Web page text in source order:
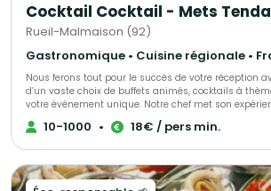
Cocktail Cocktail - Mets
Rueil-Malmaison (92)
Nous ferons tout pour le succès de votre réception
d’un vaste choix de buffets animés, cocktails à thème. Personnalisation
votre événement unique. Notre chef met son
dans l’élaboration de votre événement, s’adaptant à
convives.
10-1000 • 18€ / pers min.